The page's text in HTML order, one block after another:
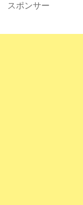
スポンサー